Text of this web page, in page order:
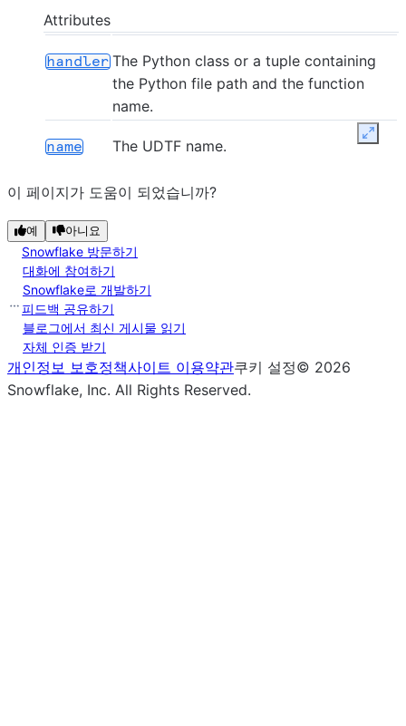
Attributes
handlerThe Python class or a tuple containing
the Python file path and the function
name.
name The UDTF name.
이 페이지가 도움이 되었습니까?
예 아니요
Snowflake 방문하기
대화에 참여하기
Snowflake로 개발하기
피드백 공유하기
블로그에서 최신 게시물 읽기
자체 인증 받기
개인정보 보호정책사이트 이용약관쿠키 설정© 2026
Snowflake, Inc. All Rights Reserved.